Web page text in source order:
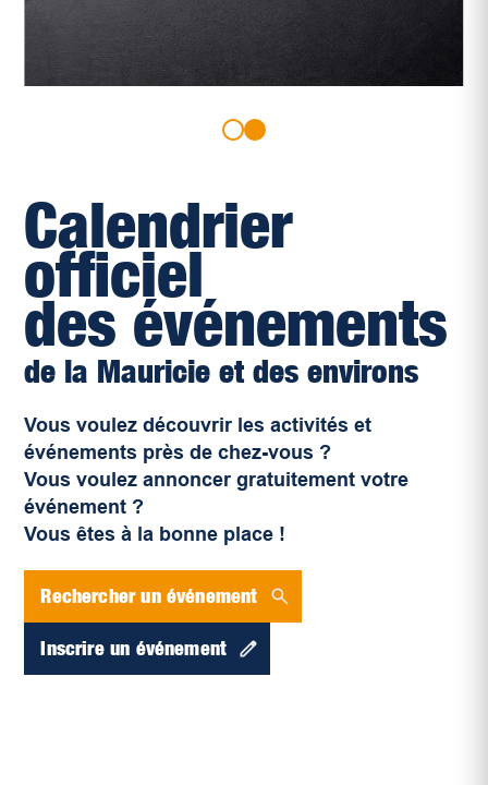
Calendrier
officiel
des événements
de la Mauricie et des environs
Vous voulez découvrir les activités et
événements près de chez-vous ?
Vous voulez annoncer gratuitement votre
événement ?
Vous êtes à la bonne place !
Rechercher un événement
Inscrire un événement